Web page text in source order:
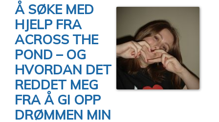
Å SØKE MED
HJELP FRA
ACROSS THE
POND – OG
HVORDAN DET
REDDET MEG
FRA Å GI OPP
DRØMMEN MIN